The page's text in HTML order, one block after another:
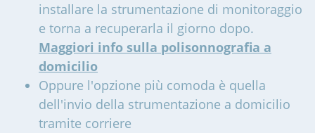
installare la strumentazione di monitoraggio
e torna a recuperarla il giorno dopo.
Maggiori info sulla polisonnografia a
domicilio
Oppure l'opzione più comoda è quella
dell'invio della strumentazione a domicilio
tramite corriere